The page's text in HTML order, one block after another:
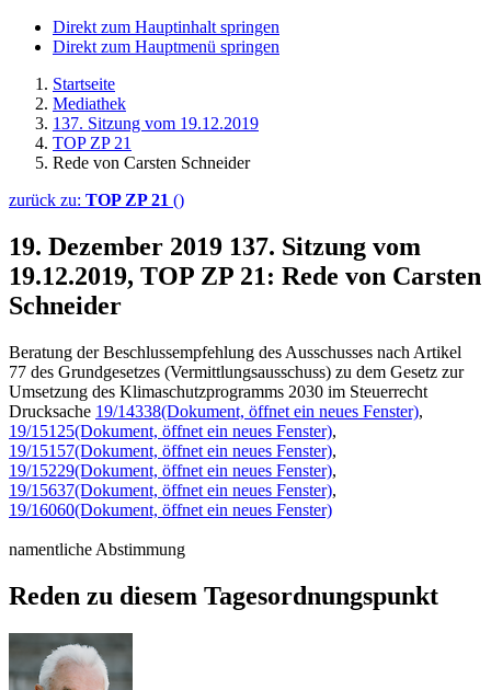
Direkt zum Hauptinhalt springen
Direkt zum Hauptmenü springen
Startseite
Mediathek
137. Sitzung vom 19.12.2019
TOP ZP 21
Rede von Carsten Schneider
zurück zu: TOP ZP 21 ()
19. Dezember 2019 137. Sitzung vom
19.12.2019, TOP ZP 21: Rede von Carsten
Schneider
Beratung der Beschlussempfehlung des Ausschusses nach Artikel
77 des Grundgesetzes (Vermittlungsausschuss) zu dem Gesetz zur
Umsetzung des Klimaschutzprogramms 2030 im Steuerrecht
Drucksache 19/14338(Dokument, öffnet ein neues Fenster),
19/15125(Dokument, öffnet ein neues Fenster),
19/15157(Dokument, öffnet ein neues Fenster),
19/15229(Dokument, öffnet ein neues Fenster),
19/15637(Dokument, öffnet ein neues Fenster),
19/16060(Dokument, öffnet ein neues Fenster)
namentliche Abstimmung
Reden zu diesem Tagesordnungspunkt